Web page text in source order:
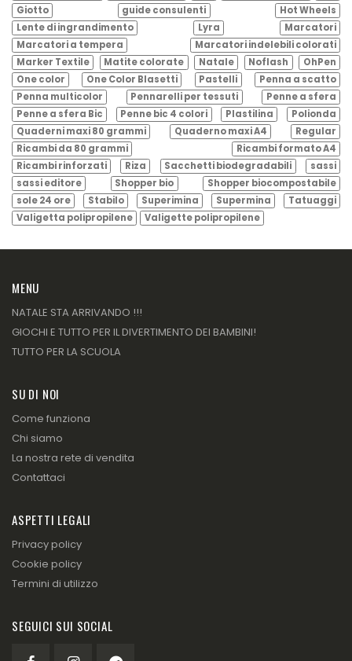
Giotto
guide consulenti
Hot Wheels
Lente di ingrandimento
Lyra
Marcatori
Marcatori a tempera
Marcatori indelebili colorati
Marker Textile
Matite colorate Natale Noflash
OhPen
One color
One Color Blasetti Pastelli
Penna a scatto
Penna multicolor
Pennarelli per tessuti
Penne a sfera
Penne a sfera Bic
Penne bic 4 colori Plastilina
Polionda
Quaderni maxi 80 grammi
Quaderno maxi A4
Regular
Ricambi da 80 grammi
Ricambi formato A4
Ricambi rinforzati
Riza Sacchetti biodegradabili
sassi
sassi editore
Shopper bio
Shopper biocompostabile
sole 24 ore
Stabilo Superimina Supermina
Tatuaggi
Valigetta polipropilene
Valigette polipropilene
MENU
NATALE STA ARRIVANDO !!!
GIOCHI E TUTTO PER IL DIVERTIMENTO DEI BAMBINI!
TUTTO PER LA SCUOLA
SU DI NOI
Come funziona
Chi siamo
La nostra rete di vendita
Contattaci
ASPETTI LEGALI
Privacy policy
Cookie policy
Termini di utilizzo
SEGUICI SUI SOCIAL